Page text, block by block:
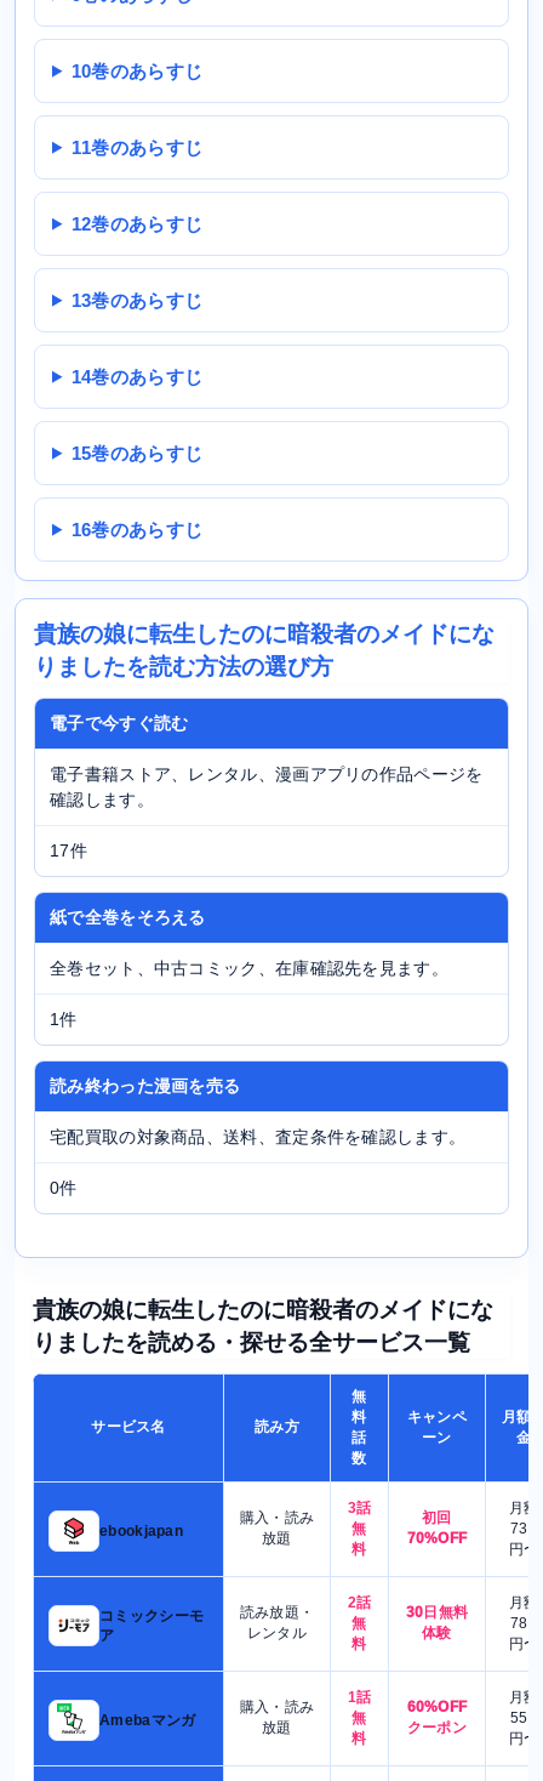
10巻のあらすじ
11巻のあらすじ
12巻のあらすじ
13巻のあらすじ
14巻のあらすじ
15巻のあらすじ
16巻のあらすじ
貴族の娘に転生したのに暗殺者のメイドにな
りましたを読む方法の選び方
電子で今すぐ読む
電子書籍ストア、レンタル、漫画アプリの作品ページを
確認します。
17件
紙で全巻をそろえる
全巻セット、中古コミック、在庫確認先を見ます。
1件
読み終わった漫画を売る
宅配買取の対象商品、送料、査定条件を確認します。
0件
貴族の娘に転生したのに暗殺者のメイドにな
りましたを読める・探せる全サービス一覧
サービス名 読み方
無
料
話
数
キャンペ
ーン
月額
金
ebookjapan
購入・読み
放題
3話
無
料
初回
70%OFF
月額
730
円〜
コミックシーモ
ア
読み放題・
レンタル
2話
無
料
30日無料
体験
月額
780
円〜
Amebaマンガ
購入・読み
放題
1話
無
料
60%OFF
クーポン
月額
550
円〜